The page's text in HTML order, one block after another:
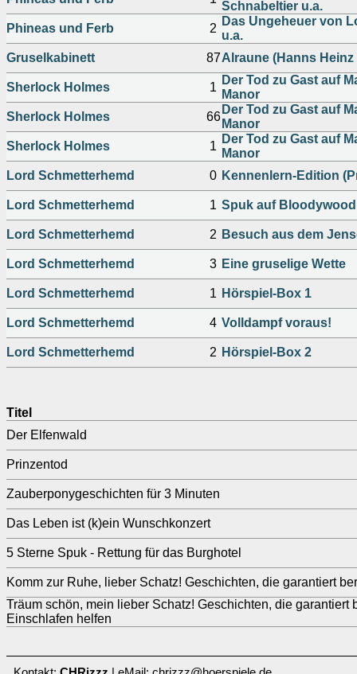
Schnabeltier u.a.
Phineas und Ferb
2
Das Ungeheuer von
u.a.
Gruselkabinett
87Alraune (Hanns Heinz
Sherlock Holmes 1
Der Tod zu Gast auf
Manor
Sherlock Holmes
66
Der Tod zu Gast auf
Manor
Sherlock Holmes
1
Der Tod zu Gast auf
Manor
Lord Schmetterhemd
0 Kennenlern-Edition
Lord Schmetterhemd 1 Spuk auf
Lord Schmetterhemd 2 Besuch aus dem
Lord Schmetterhemd 3 Eine gruselige Wette
Lord Schmetterhemd 1 Hörspiel-Box 1
Lord Schmetterhemd 4 Volldampf voraus!
Lord Schmetterhemd 2 Hörspiel-Box 2
Titel
Der Elfenwald
Prinzentod
Zauberponygeschichten für 3 Minuten
Das Leben ist (k)ein Wunschkonzert
5 Sterne Spuk - Rettung für das Burghotel
Komm zur Ruhe, lieber Schatz! Geschichten, die garantiert
Träum schön, mein lieber Schatz! Geschichten, die garantiert
Einschlafen helfen